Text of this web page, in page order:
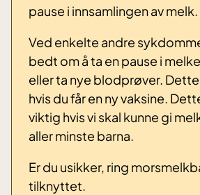
pause i innsamlingen av melk.
Ved enkelte andre
bedt om å ta en pause i
eller ta nye blodprøver.
hvis du får en ny vaksine.
viktig hvis vi skal kunne gi
aller minste barna.
Er du usikker, ring
tilknyttet.